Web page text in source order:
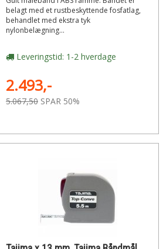
belagt med et rustbeskyttende fosfatlag,
behandlet med ekstra tyk
nylonbelægning...
Leveringstid: 1-2 hverdage
2.493,-
5.067,50 SPAR 50%